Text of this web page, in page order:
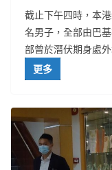
截止下午四時，本
名男子，全部由巴
部曾於潛伏期身處
更多